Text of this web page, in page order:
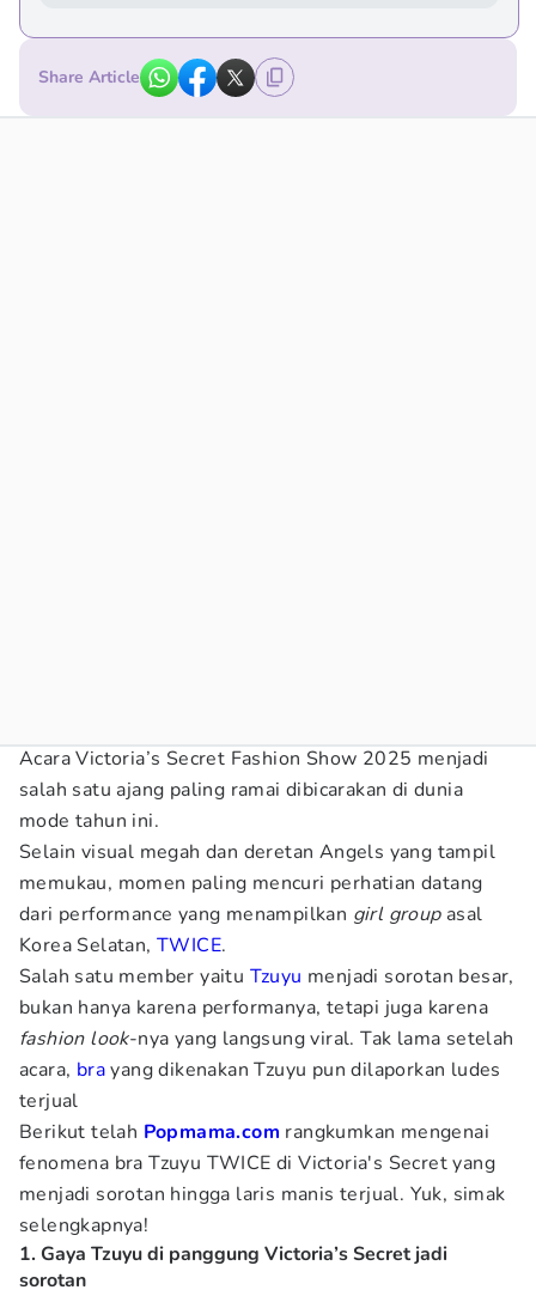
Share Article
Acara Victoria’s Secret Fashion Show 2025 menjadi
salah satu ajang paling ramai dibicarakan di dunia
mode tahun ini.
Selain visual megah dan deretan Angels yang tampil
memukau, momen paling mencuri perhatian datang
dari performance yang menampilkan girl group asal
Korea Selatan,TWICE.
Salah satu member yaitu Tzuyu menjadi sorotan besar,
bukan hanya karena performanya, tetapi juga karena
fashion look-nya yang langsung viral. Tak lama setelah
acara, brayang dikenakan Tzuyu pun dilaporkan ludes
terjual
Berikut telah Popmama.com rangkumkan mengenai
fenomena bra Tzuyu TWICE di Victoria's Secret yang
menjadi sorotan hingga laris manis terjual. Yuk, simak
selengkapnya!
1. Gaya Tzuyu di panggung Victoria’s Secret jadi
sorotan